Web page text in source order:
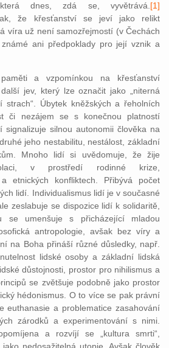
která dnes, zdá se, vyvětrává. [1]
že křesťanství se jeví jako relikt
víra už není samozřejmostí (v Čechách
ani předpoklady pro její vznik a
a vzpomínkou na křesťanství
jev, který lze označit jako „niterná
strach“. Úbytek kněžských a řeholních
či nezájem se s konečnou platností
signalizuje silnou autonomii člověka na
jeho nestabilitu, nestálost, základní
Mnoho lidí si uvědomuje, že žije
v prostředí rodinné krize,
a etnických konfliktech. Přibývá počet
lidí. Individualismus lidí je v současné
zeslabuje se dispozice lidí k solidaritě,
se umenšuje s přicházející mladou
antropologie, avšak bez víry a
na Boha přináší různé důsledky, např.
lidské osoby a základní lidská
důstojnosti, prostor pro nihilismus a
se zvětšuje podobně jako prostor
hédonismus. O to více se pak právní
euthanasie a problematice zasahování
zárodků a experimentování s nimi.
a rozvíjí se „kultura smrti“,